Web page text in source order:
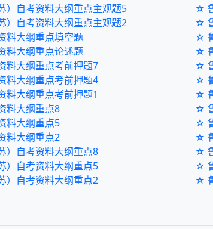
）自考资料大纲重点主观题5
☆
）自考资料大纲重点主观题2
☆
料大纲重点填空题
☆
料大纲重点论述题
☆
料大纲重点考前押题7
☆
料大纲重点考前押题4
☆
料大纲重点考前押题1
☆
料大纲重点8
☆
料大纲重点5
☆
料大纲重点2
☆
）自考资料大纲重点8
☆
）自考资料大纲重点5
☆
）自考资料大纲重点2 ☆